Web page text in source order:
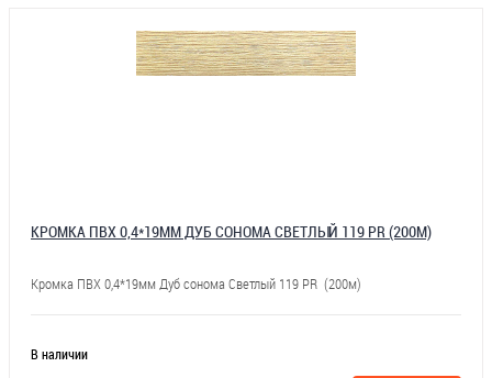
КРОМКА ПВХ 0,4*19ММ ДУБ СОНОМА СВЕТЛЫЙ 119 PR (200М)
Кромка ПВХ 0,4*19мм Дуб сонома Светлый 119 PR (200м)
В наличии